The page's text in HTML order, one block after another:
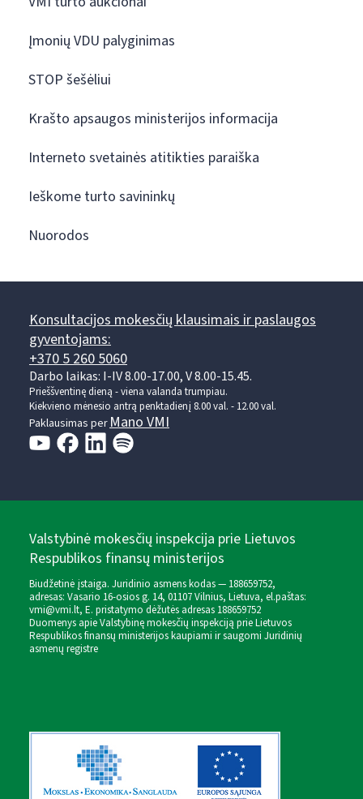
Įmonių VDU palyginimas
STOP šešėliui
Krašto apsaugos ministerijos informacija
Interneto svetainės atitikties paraiška
Ieškome turto savininkų
Nuorodos
Konsultacijos mokesčių klausimais ir paslaugos
gyventojams:
+370 5 260 5060
Darbo laikas: I-IV 8.00-17.00, V 8.00-15.45.
Prieššventinę dieną - viena valanda trumpiau.
Kiekvieno mėnesio antrą penktadienį 8.00 val. - 12.00 val.
Paklausimas perMano VMI
Valstybinė mokesčių inspekcija prie Lietuvos
Respublikos finansų ministerijos
Biudžetinė įstaiga. Juridinio asmens kodas — 188659752,
adresas: Vasario 16-osios g. 14, 01107 Vilnius, Lietuva, el.paštas:
vmi@vmi.lt, E. pristatymo dėžutės adresas 188659752
Duomenys apie Valstybinę mokesčių inspekciją prie Lietuvos
Respublikos finansų ministerijos kaupiami ir saugomi Juridinių
asmenų registre